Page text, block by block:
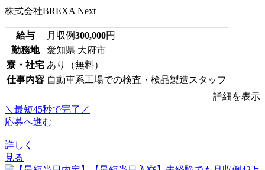
株式会社BREXA Next
給与 月収例300,000円
勤務地
愛知県 大府市
寮・社宅 あり（無料）
仕事内容 自動車系工場での検査・検品製造スタッフ
詳細を表示
＼最短45秒で完了／
応募へ進む
詳しく
見る